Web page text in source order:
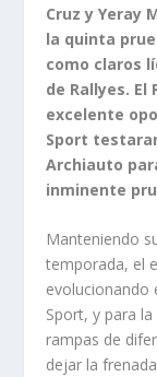
Cruz y Yeray
la quinta
como claros
de Rallyes.
excelente
Sport
Archiauto
inminente
Manteniendo
temporada, el
evolucionando
Sport, y para
rampas de
dejar la